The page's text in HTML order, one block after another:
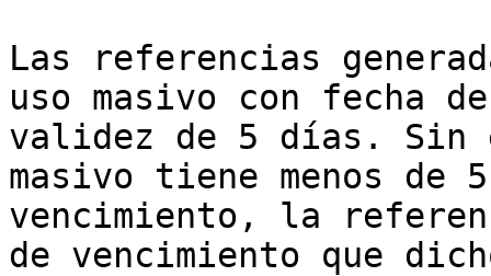
Las referencias
uso masivo con fecha
validez de 5 días. Sin
masivo tiene menos
vencimiento, la
de vencimiento que